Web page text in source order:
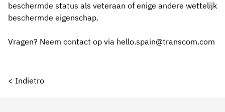
beschermde status als veteraan of enige andere wettelijk
beschermde eigenschap.
Vragen? Neem contact op via hello.spain@transcom.com
< Indietro